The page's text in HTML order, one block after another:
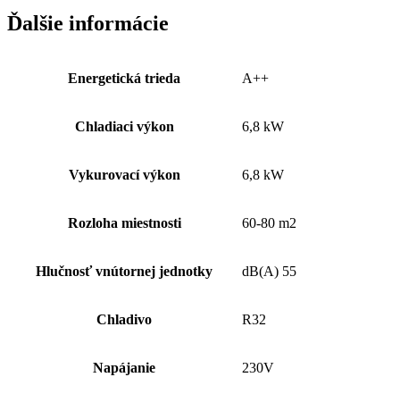
Ďalšie informácie
Energetická trieda A++
Chladiaci výkon 6,8 kW
Vykurovací výkon 6,8 kW
Rozloha miestnosti 60-80 m2
Hlučnosť vnútornej jednotky dB(A) 55
Chladivo R32
Napájanie 230V